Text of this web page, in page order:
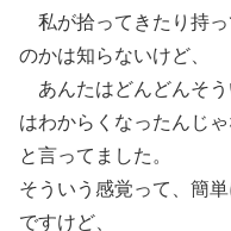
私が拾ってきたり持っ
のかは知らないけど、
あんたはどんどんそう
はわからくなったんじゃ
と言ってました。
そういう感覚って、簡
ですけど、